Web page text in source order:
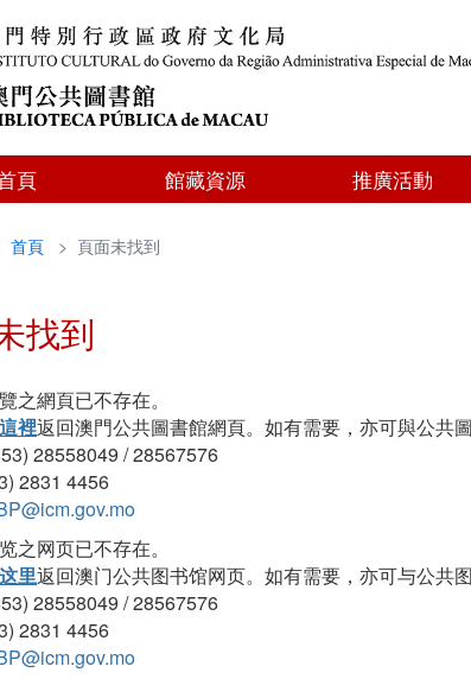
頁 館藏資源 推廣活動
首頁 > 頁面未找到
找到
之網頁已不存在。
這裡返回澳門公共圖書館網頁。如有需要，亦可與公共
28558049 / 28567576
2831 4456
之网页已不存在。
这里返回澳门公共图书馆网页。如有需要，亦可与公共
28558049 / 28567576
2831 4456